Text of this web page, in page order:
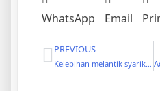
WhatsApp Email
PREVIOUS
Kelebihan melantik syarikat Amanah berbanding Individu sebagai Wasi.